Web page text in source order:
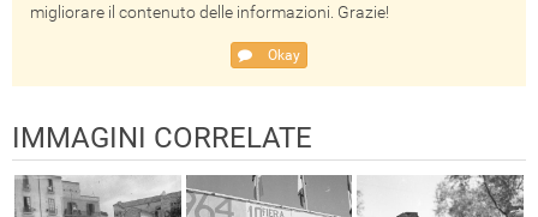
migliorare il contenuto delle informazioni. Grazie!
Okay
IMMAGINI CORRELATE